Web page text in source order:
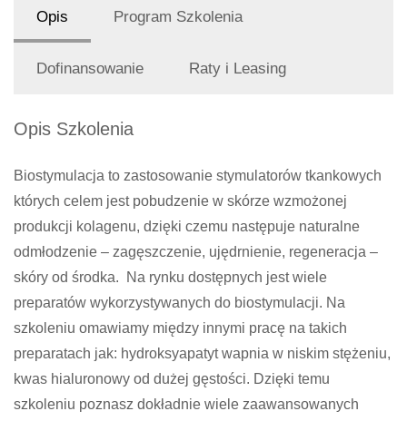
Opis Program Szkolenia
Dofinansowanie Raty i Leasing
Opis Szkolenia
Biostymulacja to zastosowanie stymulatorów tkankowych
których celem jest pobudzenie w skórze wzmożonej
produkcji kolagenu, dzięki czemu następuje naturalne
odmłodzenie – zagęszczenie, ujędrnienie, regeneracja –
skóry od środka. Na rynku dostępnych jest wiele
preparatów wykorzystywanych do biostymulacji. Na
szkoleniu omawiamy między innymi pracę na takich
preparatach jak: hydroksyapatyt wapnia w niskim stężeniu,
kwas hialuronowy od dużej gęstości. Dzięki temu
szkoleniu poznasz dokładnie wiele zaawansowanych